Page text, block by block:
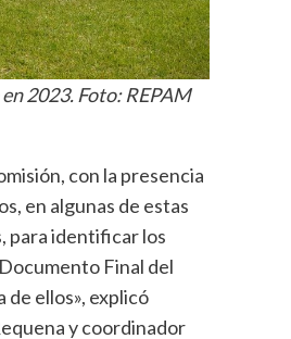
2023. Foto: REPAM
con la presencia
en algunas de estas
para identificar los
Final del
de ellos», explicó
y coordinador